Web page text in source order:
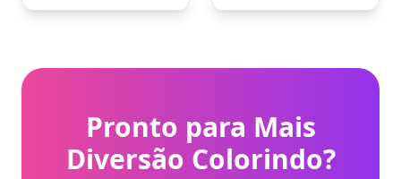
Pronto para Mais
Diversão Colorindo?